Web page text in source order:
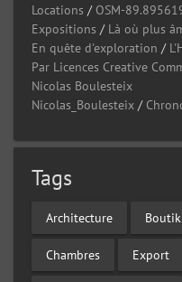
Locations / OSM-
Expositions / Là où plus
En quête d'exploration /
Par Licences Creative
Nicolas Boulesteix
Nicolas_Boulesteix /
Tags
Architecture
Chambres Export